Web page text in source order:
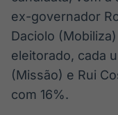
ex-governador
Daciolo
eleitorado, cada
(Missão) e Rui
com 16%.